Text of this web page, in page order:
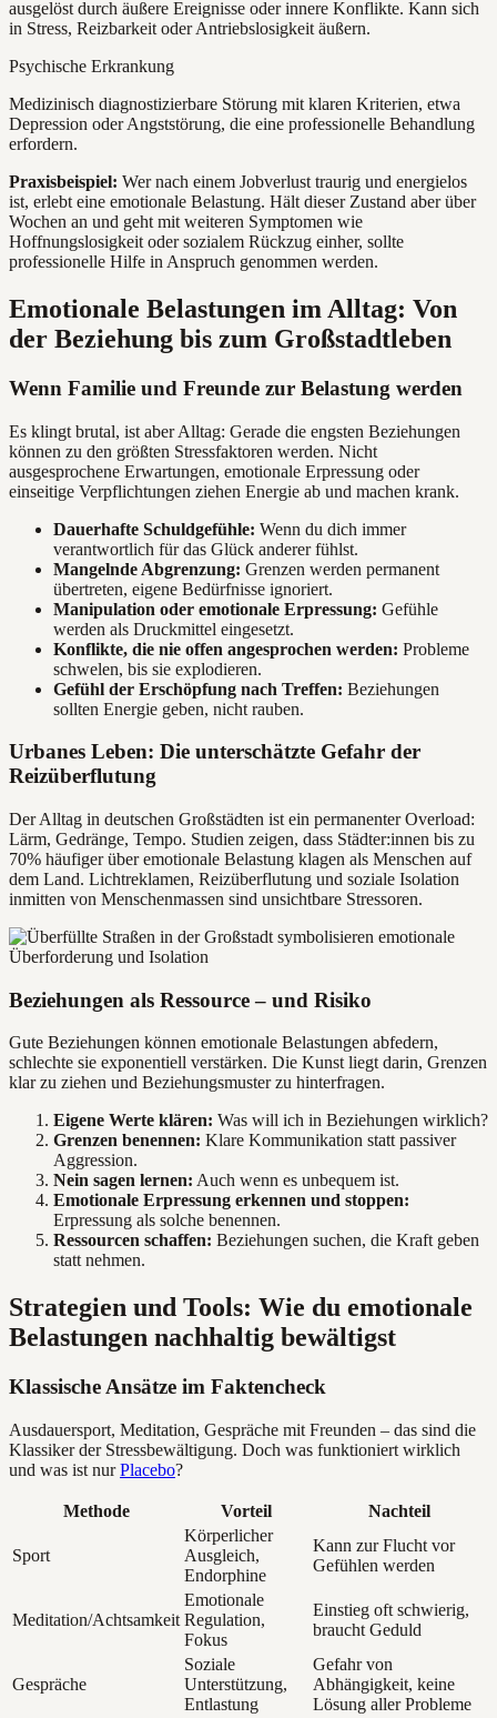
ausgelöst durch äußere Ereignisse oder innere Konflikte. Kann sich
in Stress, Reizbarkeit oder Antriebslosigkeit äußern.
Psychische Erkrankung
Medizinisch diagnostizierbare Störung mit klaren Kriterien, etwa
Depression oder Angststörung, die eine professionelle Behandlung
erfordern.
Praxisbeispiel: Wer nach einem Jobverlust traurig und energielos
ist, erlebt eine emotionale Belastung. Hält dieser Zustand aber über
Wochen an und geht mit weiteren Symptomen wie
Hoffnungslosigkeit oder sozialem Rückzug einher, sollte
professionelle Hilfe in Anspruch genommen werden.
Emotionale Belastungen im Alltag: Von
der Beziehung bis zum Großstadtleben
Wenn Familie und Freunde zur Belastung werden
Es klingt brutal, ist aber Alltag: Gerade die engsten Beziehungen
können zu den größten Stressfaktoren werden. Nicht
ausgesprochene Erwartungen, emotionale Erpressung oder
einseitige Verpflichtungen ziehen Energie ab und machen krank.
Dauerhafte Schuldgefühle: Wenn du dich immer
verantwortlich für das Glück anderer fühlst.
Mangelnde Abgrenzung: Grenzen werden permanent
übertreten, eigene Bedürfnisse ignoriert.
Manipulation oder emotionale Erpressung: Gefühle
werden als Druckmittel eingesetzt.
Konflikte, die nie offen angesprochen werden: Probleme
schwelen, bis sie explodieren.
Gefühl der Erschöpfung nach Treffen: Beziehungen
sollten Energie geben, nicht rauben.
Urbanes Leben: Die unterschätzte Gefahr der
Reizüberflutung
Der Alltag in deutschen Großstädten ist ein permanenter Overload:
Lärm, Gedränge, Tempo. Studien zeigen, dass Städter:innen bis zu
70% häufiger über emotionale Belastung klagen als Menschen auf
dem Land. Lichtreklamen, Reizüberflutung und soziale Isolation
inmitten von Menschenmassen sind unsichtbare Stressoren.
Beziehungen als Ressource – und Risiko
Gute Beziehungen können emotionale Belastungen abfedern,
schlechte sie exponentiell verstärken. Die Kunst liegt darin, Grenzen
klar zu ziehen und Beziehungsmuster zu hinterfragen.
Eigene Werte klären: Was will ich in Beziehungen wirklich?
Grenzen benennen: Klare Kommunikation statt passiver
Aggression.
Nein sagen lernen: Auch wenn es unbequem ist.
Emotionale Erpressung erkennen und stoppen:
Erpressung als solche benennen.
Ressourcen schaffen: Beziehungen suchen, die Kraft geben
statt nehmen.
Strategien und Tools: Wie du emotionale
Belastungen nachhaltig bewältigst
Klassische Ansätze im Faktencheck
Ausdauersport, Meditation, Gespräche mit Freunden – das sind die
Klassiker der Stressbewältigung. Doch was funktioniert wirklich
und was ist nurPlacebo?
Methode Vorteil Nachteil
Sport
Körperlicher
Ausgleich,
Endorphine
Kann zur Flucht vor
Gefühlen werden
Meditation/Achtsamkeit
Emotionale
Regulation,
Fokus
Einstieg oft schwierig,
braucht Geduld
Gespräche
Soziale
Unterstützung,
Entlastung
Gefahr von
Abhängigkeit, keine
Lösung aller Probleme